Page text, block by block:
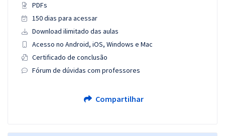
PDFs
150 dias para acessar
Download ilimitado das aulas
Acesso no Android, iOS, Windows e Mac
Certificado de conclusão
Fórum de dúvidas com professores
Compartilhar